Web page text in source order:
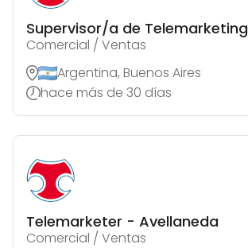
Supervisor/a de Telemarketing
Comercial / Ventas
Argentina, Buenos Aires
hace más de 30 días
Telemarketer - Avellaneda
Comercial / Ventas